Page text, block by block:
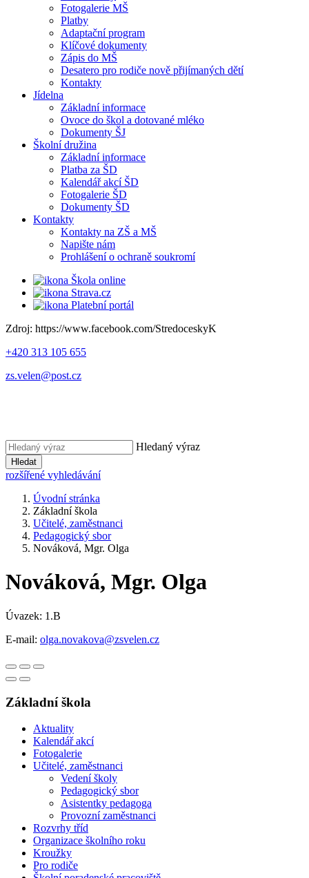
Fotogalerie MŠ
Platby
Adaptační program
Klíčové dokumenty
Zápis do MŠ
Desatero pro rodiče nově přijímaných dětí
Kontakty
Jídelna
Základní informace
Ovoce do škol a dotované mléko
Dokumenty ŠJ
Školní družina
Základní informace
Platba za ŠD
Kalendář akcí ŠD
Fotogalerie ŠD
Dokumenty ŠD
Kontakty
Kontakty na ZŠ a MŠ
Napište nám
Prohlášení o ochraně soukromí
Škola online
Strava.cz
Platební portál
Zdroj: https://www.facebook.com/StredoceskyK
+420 313 105 655
zs.velen@post.cz
Hledaný výraz
Hledat
rozšířené vyhledávání
Úvodní stránka
Základní škola
Učitelé, zaměstnanci
Pedagogický sbor
Nováková, Mgr. Olga
Nováková, Mgr. Olga
Úvazek: 1.B
E-mail: olga.novakova@zsvelen.cz
Základní škola
Aktuality
Kalendář akcí
Fotogalerie
Učitelé, zaměstnanci
Vedení školy
Pedagogický sbor
Asistentky pedagoga
Provozní zaměstnanci
Rozvrhy tříd
Organizace školního roku
Kroužky
Pro rodiče